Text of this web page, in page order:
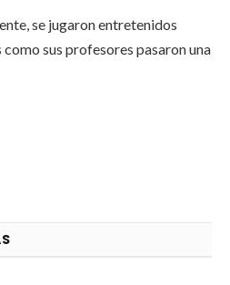
se jugaron entretenidos
sus profesores pasaron una